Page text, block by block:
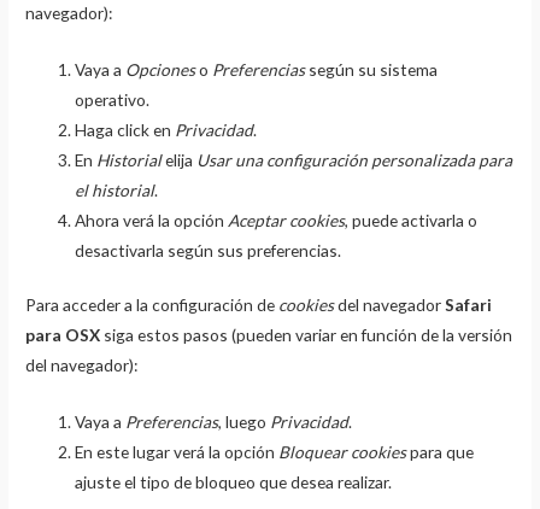
navegador):
Vaya a Opcioneso Preferenciassegún su sistema
operativo.
Haga click en Privacidad.
En Historialelija Usar una configuración personalizada para
el historial.
Ahora verá la opción Aceptar cookies, puede activarla o
desactivarla según sus preferencias.
Para acceder a la configuración de cookiesdel navegadorSafari
para OSX siga estos pasos (pueden variar en función de la versión
del navegador):
Vaya a Preferencias, luego Privacidad.
En este lugar verá la opción Bloquear cookiespara que
ajuste el tipo de bloqueo que desea realizar.